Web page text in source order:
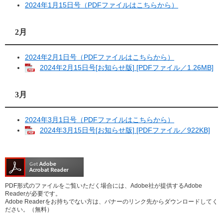
2024年1月15日号（PDFファイルはこちらから）
2月
2024年2月1日号（PDFファイルはこちらから）
2024年2月15日号[お知らせ版] [PDFファイル／1.26MB]
3月
2024年3月1日号（PDFファイルはこちらから）
2024年3月15日号[お知らせ版] [PDFファイル／922KB]
PDF形式のファイルをご覧いただく場合には、Adobe社が提供するAdobe
Readerが必要です。
Adobe Readerをお持ちでない方は、バナーのリンク先からダウンロードしてく
ださい。（無料）